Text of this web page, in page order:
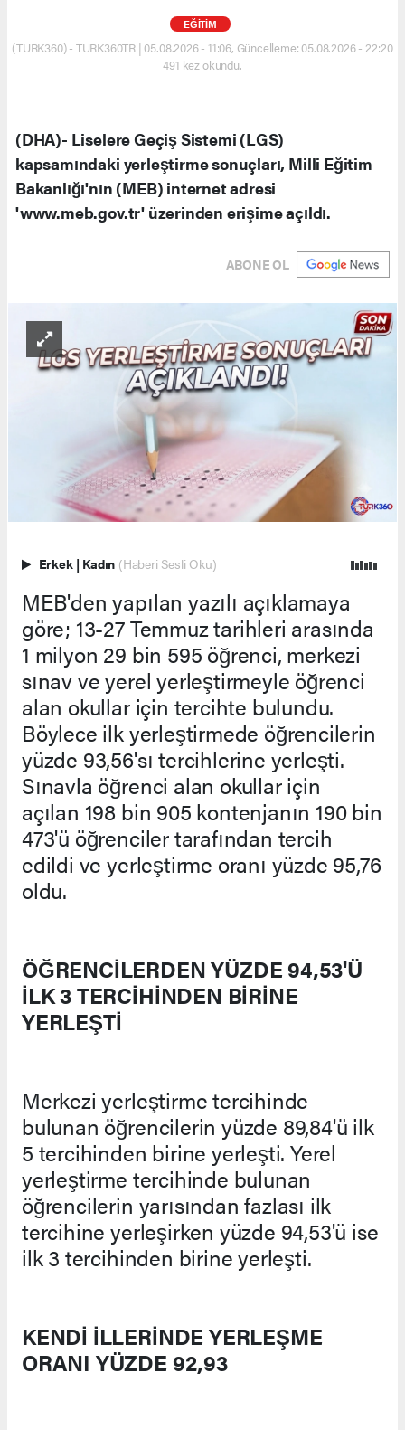
EĞİTİM
(TURK360) - TURK360TR | 05.08.2026 - 11:06, Güncelleme: 05.08.2026 - 22:20
491 kez okundu.
(DHA)- Liselere Geçiş Sistemi (LGS)
kapsamındaki yerleştirme sonuçları, Milli Eğitim
Bakanlığı'nın (MEB) internet adresi
'www.meb.gov.tr' üzerinden erişime açıldı.
ABONE OL
Erkek | Kadın (Haberi Sesli Oku)
MEB'den yapılan yazılı açıklamaya
göre; 13-27 Temmuz tarihleri arasında
1 milyon 29 bin 595 öğrenci, merkezi
sınav ve yerel yerleştirmeyle öğrenci
alan okullar için tercihte bulundu.
Böylece ilk yerleştirmede öğrencilerin
yüzde 93,56'sı tercihlerine yerleşti.
Sınavla öğrenci alan okullar için
açılan 198 bin 905 kontenjanın 190 bin
473'ü öğrenciler tarafından tercih
edildi ve yerleştirme oranı yüzde 95,76
oldu.
ÖĞRENCİLERDEN YÜZDE 94,53'Ü
İLK 3 TERCİHİNDEN BİRİNE
YERLEŞTİ
Merkezi yerleştirme tercihinde
bulunan öğrencilerin yüzde 89,84'ü ilk
5 tercihinden birine yerleşti. Yerel
yerleştirme tercihinde bulunan
öğrencilerin yarısından fazlası ilk
tercihine yerleşirken yüzde 94,53'ü ise
ilk 3 tercihinden birine yerleşti.
KENDİ İLLERİNDE YERLEŞME
ORANI YÜZDE 92,93